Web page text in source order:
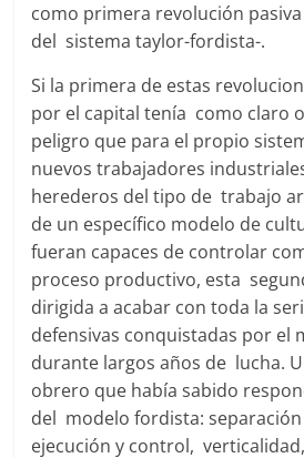
como primera revolución
del sistema taylor-fordista-.
Si la primera de estas
por el capital tenía como claro
peligro que para el propio
nuevos trabajadores
herederos del tipo de trabajo
de un específico modelo de
fueran capaces de controlar
proceso productivo, esta
dirigida a acabar con toda la
defensivas conquistadas por el
durante largos años de lucha.
obrero que había sabido
del modelo fordista:
ejecución y control,